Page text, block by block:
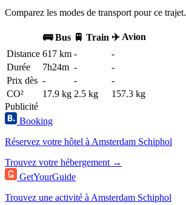
Comparez les modes de transport pour ce trajet.
🚌 Bus 🚆 Train ✈️ Avion
Distance 617 km -
-
Durée
7h24m -
-
Prix dès - -
-
CO²
17.9 kg 2.5 kg
157.3 kg
Publicité
Booking
Réservez votre hôtel à Amsterdam Schiphol
Trouvez votre hébergement →
GetYourGuide
Trouvez une activité à Amsterdam Schiphol